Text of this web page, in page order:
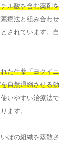
ル酸を含む薬剤を
療法と組み合わせ
されています。自
た生薬「ヨクイニ
自然退縮させる効
いやすい治療法で
ます。
ぼの組織を蒸散さ